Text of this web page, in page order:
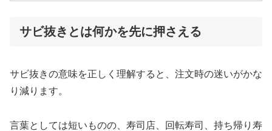
サビ抜きとは何かを先に押さえる
サビ抜きの意味を正しく理解すると、注文時の迷いがかな
り減ります。
言葉としては短いものの、寿司店、回転寿司、持ち帰り寿